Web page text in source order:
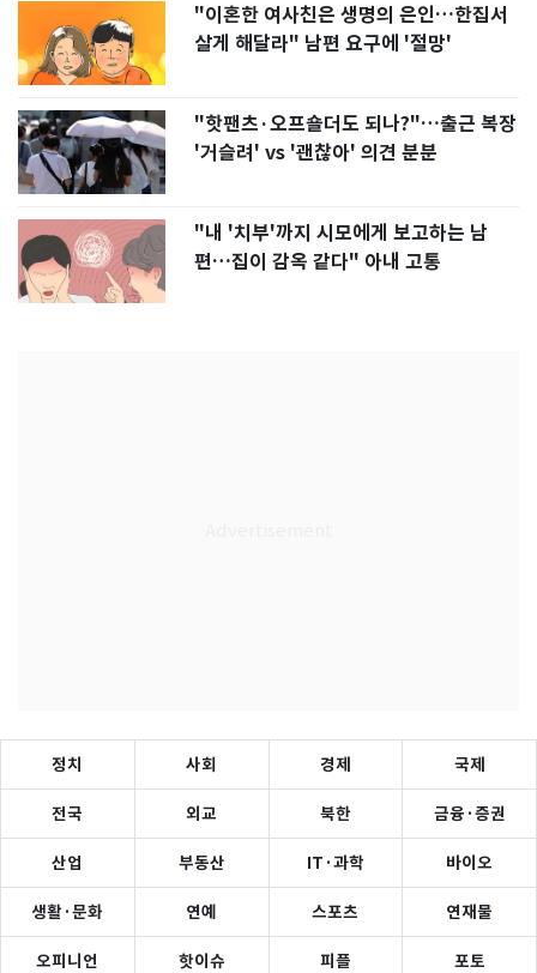
"이혼한 여사친은 생명의 은인…한집서
살게 해달라" 남편 요구에 '절망'
"핫팬츠·오프숄더도 되나?"…출근 복장
'거슬려' vs '괜찮아' 의견 분분
"내 '치부'까지 시모에게 보고하는 남
편…집이 감옥 같다" 아내 고통
정치 사회 경제 국제
전국 외교 북한 금융·증권
산업 부동산 IT·과학 바이오
생활·문화 연예 스포츠 연재물
오피니언 핫이슈 피플 포토